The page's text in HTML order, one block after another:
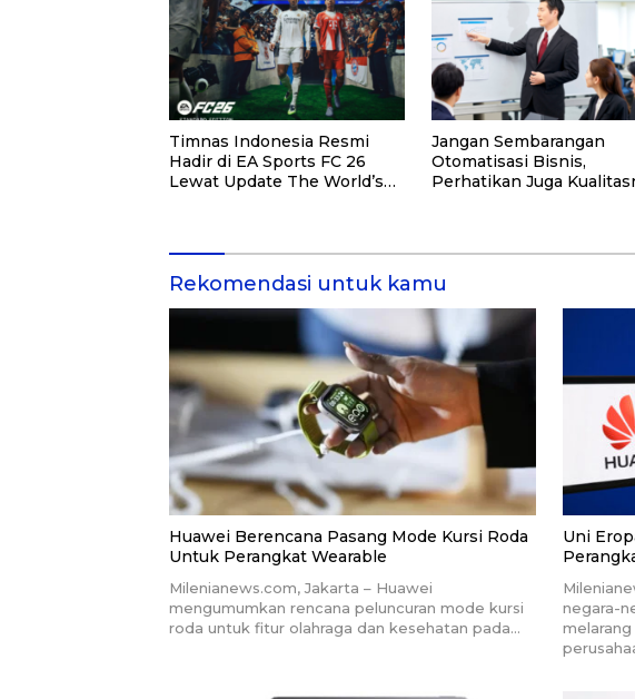
Timnas Indonesia Resmi
Hadir di EA Sports FC 26
Lewat Update The World’s
Jangan Sembarangan
Otomatisasi Bisnis,
Perhatikan Juga
Rekomendasi untuk kamu
Huawei Berencana Pasang Mode Kursi Roda
Untuk Perangkat Wearable
Milenianews.com, Jakarta – Huawei
mengumumkan rencana peluncuran mode kursi
roda untuk fitur olahraga dan kesehatan pada…
Uni
negara-